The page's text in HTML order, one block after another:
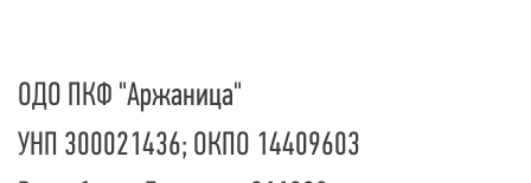
ОДО ПКФ "Аржаница"
УНП 300021436; ОКПО 14409603